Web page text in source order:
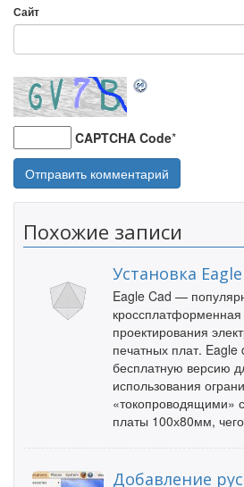
Сайт
CAPTCHA Code*
Похожие записи
Установка
Eagle Cad —
проектирования
печатных плат. Eagle
бесплатную версию
использования
«токопроводящими»
платы 100х80мм,
Добавление